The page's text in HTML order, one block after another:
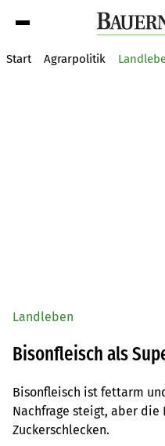
Start Agrarpolitik
Landleben
Bisonfleisch als
Bisonfleisch ist fettarm
Nachfrage steigt, aber die
Zuckerschlecken.